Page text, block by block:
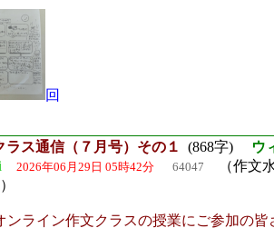
回
ラス通信（７月号）その１ (868字)
ウ
2026年06月29日 05時42分 64047
（作文
ンライン作文クラスの授業にご参加の皆